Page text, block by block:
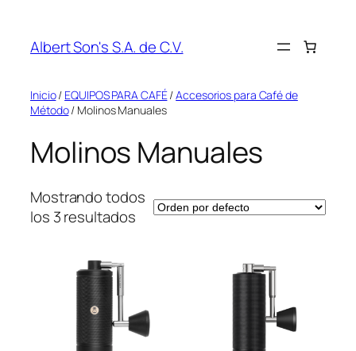
contenido
Albert Son's S.A. de C.V.
Inicio/ EQUIPOS PARA CAFÉ/Accesorios para Café de
Método/ Molinos Manuales
Molinos Manuales
Mostrando todos
los 3 resultados